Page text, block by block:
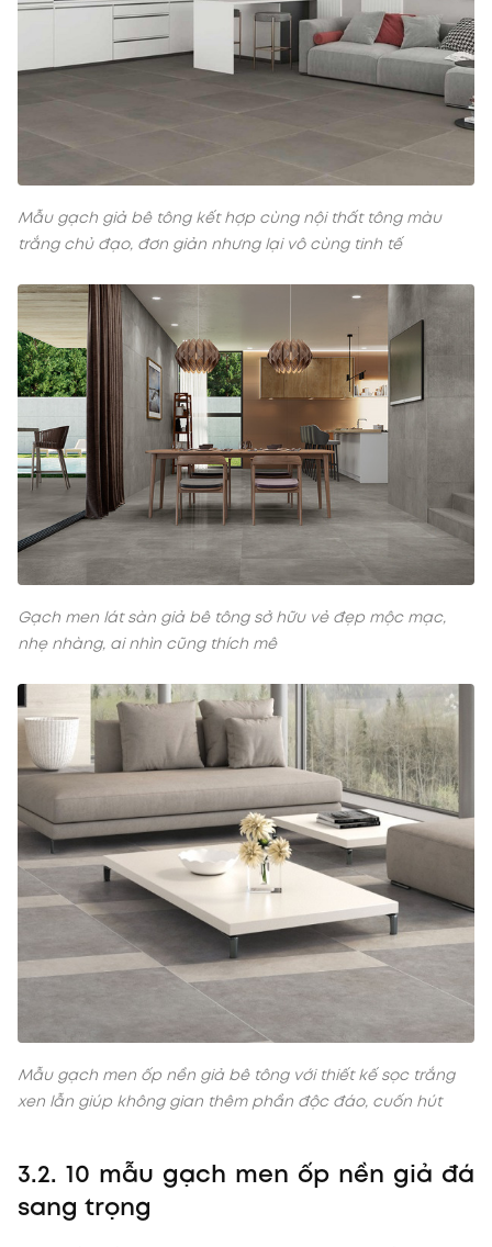
Mẫu gạch giả bê tông kết hợp cùng nội thất tông màu
trắng chủ đạo, đơn giản nhưng lại vô cùng tinh tế
Gạch men lát sàn giả bê tông sở hữu vẻ đẹp mộc mạc,
nhẹ nhàng, ai nhìn cũng thích mê
Mẫu gạch men ốp nền giả bê tông với thiết kế sọc trắng
xen lẫn giúp không gian thêm phần độc đáo, cuốn hút
3.2. 10 mẫu gạch men ốp nền giả đá
sang trọng